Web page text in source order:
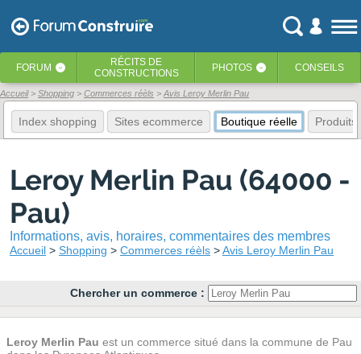
FORUM ‹ RÉCITS DE
CONSTRUCTIONS
PHOTOS ‹ CONSEILS
Accueil Shopping Commerces réèls Avis Leroy Merlin Pau
Index shopping Sites ecommerce Boutique réelle Produits
Leroy Merlin Pau (64000 -
Pau)
Informations, avis, horaires, commentaires des membres
Accueil Shopping Commerces réèls Avis Leroy Merlin Pau
Chercher un commerce :
Leroy Merlin Pau est un commerce situé dans la commune de Pau